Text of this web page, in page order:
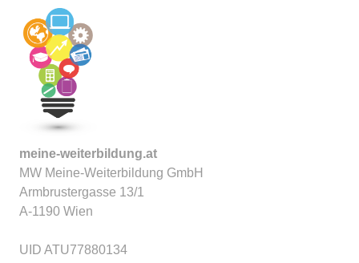
meine-weiterbildung.at
MW Meine-Weiterbildung GmbH
Armbrustergasse 13/1
A-1190 Wien
UID ATU77880134